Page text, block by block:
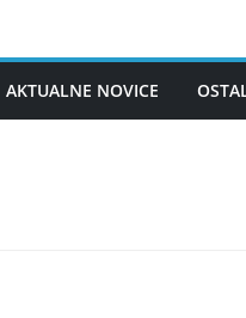
AKTUALNE NOVICE